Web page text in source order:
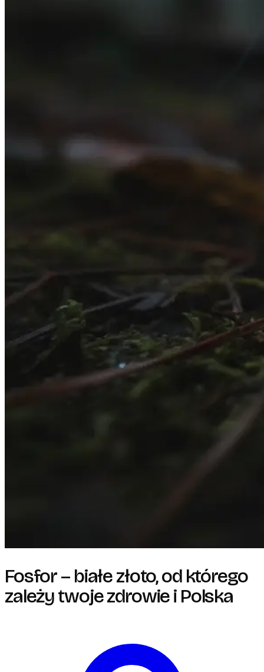
Fosfor – białe złoto, od którego
zależy twoje zdrowie i Polska